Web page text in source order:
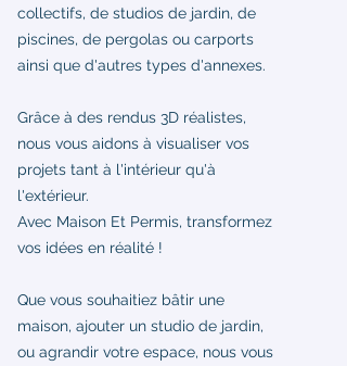
collectifs, de studios de jardin, de
piscines, de pergolas ou carports
ainsi que d'autres types d'annexes.
Grâce à des rendus 3D réalistes,
nous vous aidons à visualiser vos
projets tant à l'intérieur qu'à
l'extérieur.
Avec Maison Et Permis, transformez
vos idées en réalité !
Que vous souhaitiez bâtir une
maison, ajouter un studio de jardin,
ou agrandir votre espace, nous vous